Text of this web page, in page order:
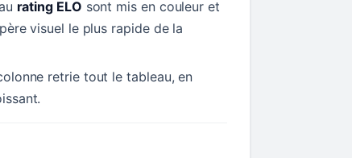
rating ELO sont mis en couleur et
visuel le plus rapide de la
retrie tout le tableau, en